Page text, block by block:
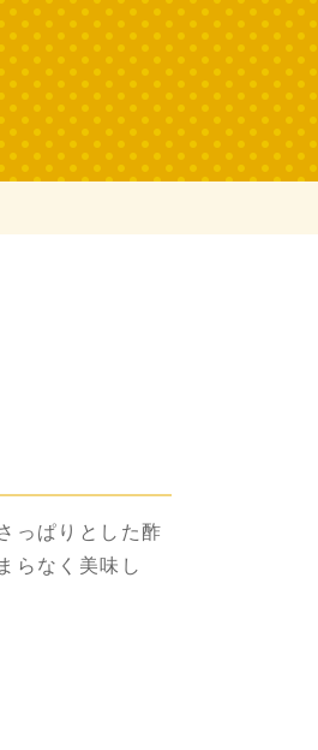
っぱりとした酢
らなく美味し